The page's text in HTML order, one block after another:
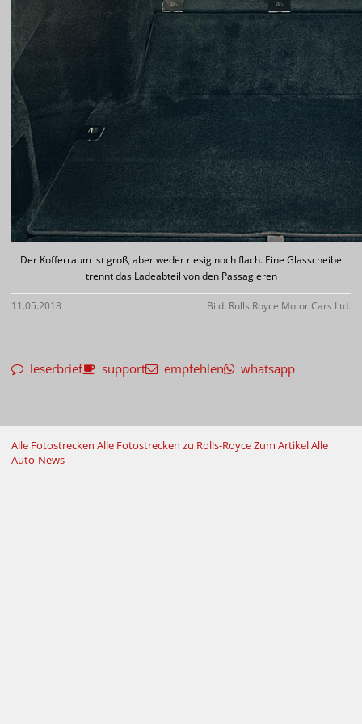
Der Kofferraum ist groß, aber weder riesig noch flach. Eine Glasscheibe
trennt das Ladeabteil von den Passagieren
11.05.2018 Bild: Rolls Royce Motor Cars Ltd.
leserbrief support empfehlen whatsapp
Alle Fotostrecken Alle Fotostrecken zu Rolls-RoyceZum ArtikelAlle
Auto-News